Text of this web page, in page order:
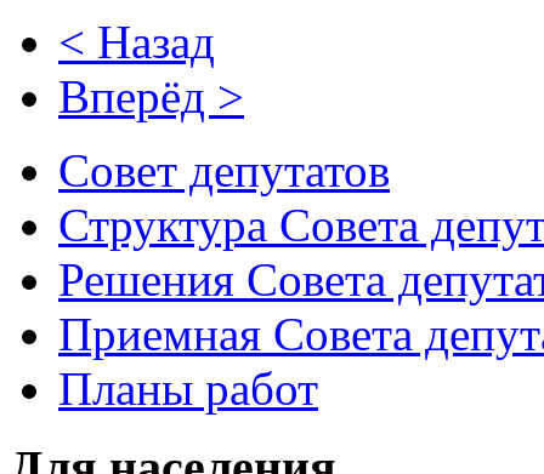
< Назад
Вперёд >
Совет депутатов
Структура Совета
Решения Совета
Приемная Совета
Планы работ